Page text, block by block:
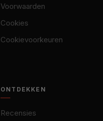
Voorwaarden
Cookies
Cookievoorkeuren
ONTDEKKEN
Recensies